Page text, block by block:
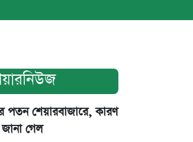
পতন শেয়ারবাজারে, কারণ
গেল